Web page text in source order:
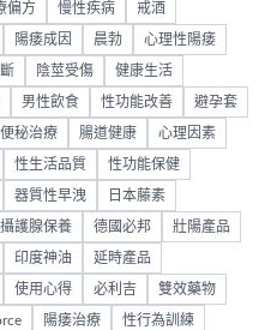
偏方 慢性疾病 戒酒
陽痿成因 晨勃 心理性陽痿
陰莖受傷 健康生活
男性飲食 性功能改善 避孕套
便秘治療 腸道健康 心理因素
性生活品質 性功能保健
器質性早洩 日本藤素
攝護腺保養 德國必邦 壯陽產品
印度神油 延時產品
使用心得 必利吉 雙效藥物
陽痿治療 性行為訓練